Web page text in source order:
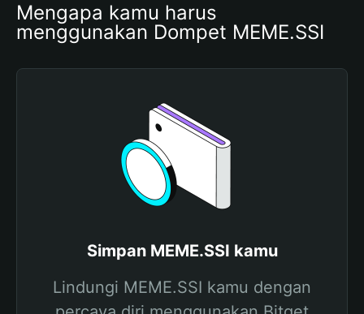
Mengapa kamu harus
menggunakan Dompet MEME.SSI
Simpan MEME.SSI kamu
Lindungi MEME.SSI kamu dengan